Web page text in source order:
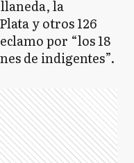
la
y otros 126
por “los 18
de indigentes”.